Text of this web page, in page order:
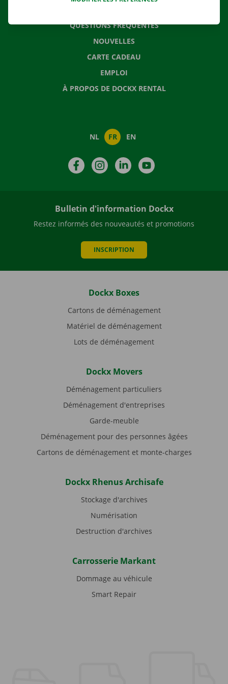
QUESTIONS FRÉQUENTES
NOUVELLES
CARTE CADEAU
EMPLOI
À PROPOS DE DOCKX RENTAL
NL FR EN
FacebookInstagramLinkedIn
Bulletin d'information Dockx
Restez informés des nouveautés et promotions
INSCRIPTION
Dockx Boxes
Cartons de déménagement
Matériel de déménagement
Lots de déménagement
Dockx Movers
Déménagement particuliers
Déménagement d'entreprises
Garde-meuble
Déménagement pour des personnes âgées
Cartons de déménagement et monte-charges
Dockx Rhenus Archisafe
Stockage d'archives
Numérisation
Destruction d'archives
Carrosserie Markant
Dommage au véhicule
Smart Repair